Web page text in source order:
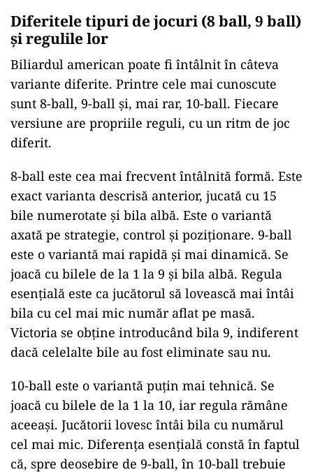
Diferitele tipuri de jocuri (8 ball, 9 ball)
și regulile lor
Biliardul american poate fi întâlnit în câteva
variante diferite. Printre cele mai cunoscute
sunt 8-ball, 9-ball și, mai rar, 10-ball. Fiecare
versiune are propriile reguli, cu un ritm de joc
diferit.
8-ball este cea mai frecvent întâlnită formă. Este
exact varianta descrisă anterior, jucată cu 15
bile numerotate și bila albă. Este o variantă
axată pe strategie, control și poziționare. 9-ball
este o variantă mai rapidă și mai dinamică. Se
joacă cu bilele de la 1 la 9 și bila albă. Regula
esențială este ca jucătorul să lovească mai întâi
bila cu cel mai mic număr aflat pe masă.
Victoria se obține introducând bila 9, indiferent
dacă celelalte bile au fost eliminate sau nu.
10-ball este o variantă puțin mai tehnică. Se
joacă cu bilele de la 1 la 10, iar regula rămâne
aceeași. Jucătorii lovesc întâi bila cu numărul
cel mai mic. Diferența esențială constă în faptul
că, spre deosebire de 9-ball, în 10-ball trebuie